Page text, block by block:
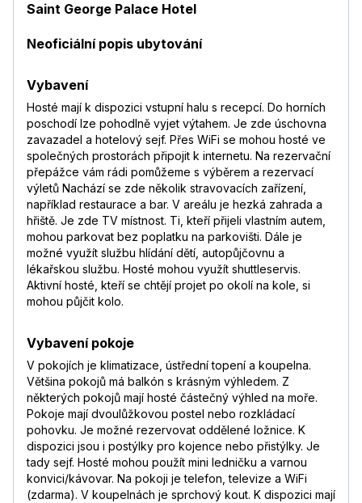
dovolená velmi pěkná!!! Číst více
Andrea , pobyt s přáteli
Radka pobyt s partnerem/kou
září 2017
—
8,3/10
Saint George Palace Hotel
Neoficiální popis ubytování
Vybavení
Hosté mají k dispozici vstupní halu s recepcí. Do horních
poschodí lze pohodlně vyjet výtahem. Je zde úschovna
zavazadel a hotelový sejf. Přes WiFi se mohou hosté ve
společných prostorách připojit k internetu. Na rezervační
přepážce vám rádi pomůžeme s výběrem a rezervací
výletů Nachází se zde několik stravovacích zařízení,
například restaurace a bar. V areálu je hezká zahrada a
hřiště. Je zde TV místnost. Ti, kteří přijeli vlastním autem,
mohou parkovat bez poplatku na parkovišti. Dále je
možné využít službu hlídání dětí, autopůjčovnu a
lékařskou službu. Hosté mohou využít shuttleservis.
Aktivní hosté, kteří se chtějí projet po okolí na kole, si
mohou půjčit kolo.
Vybavení pokoje
V pokojích je klimatizace, ústřední topení a koupelna.
Většina pokojů má balkón s krásným výhledem. Z
některých pokojů mají hosté částečný výhled na moře.
Pokoje mají dvoulůžkovou postel nebo rozkládací
pohovku. Je možné rezervovat oddělené ložnice. K
dispozici jsou i postýlky pro kojence nebo přistýlky. Je
tady sejf. Hosté mohou použít mini ledničku a varnou
konvici/kávovar. Na pokoji je telefon, televize a WiFi
(zdarma). V koupelnách je sprchový kout. K dispozici mají